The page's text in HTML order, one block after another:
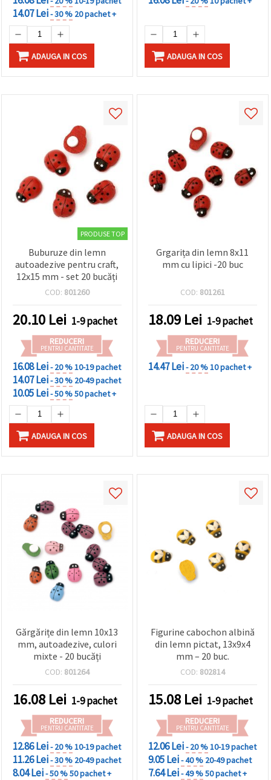
14.07 Lei- 30 % 20 pachet +
ADAUGA IN COS ADAUGA IN COS
PRODUSE TOP
Buburuze din lemn
autoadezive pentru craft,
12x15 mm - set 20 bucăți
COD: 801260
20.10 Lei 1-9 pachet
REDUCERI
PENTRU CANTITATE
16.08 Lei- 20 %10-19 pachet
14.07 Lei- 30 % 20-49 pachet
10.05 Lei- 50 %50 pachet +
ADAUGA IN COS
Grgarița din lemn 8x11
mm cu lipici -20 buc
COD: 801261
18.09 Lei 1-9 pachet
REDUCERI
PENTRU CANTITATE
14.47 Lei- 20 %10 pachet +
ADAUGA IN COS
Gărgărițe din lemn 10x13
mm, autoadezive, culori
mixte - 20 bucăți
COD: 801264
16.08 Lei 1-9 pachet
REDUCERI
PENTRU CANTITATE
12.86 Lei- 20 %10-19 pachet
11.26 Lei- 30 % 20-49 pachet
8.04 Lei- 50 %50 pachet +
Figurine cabochon albină
din lemn pictat, 13x9x4
mm – 20 buc.
COD: 802814
15.08 Lei 1-9 pachet
REDUCERI
PENTRU CANTITATE
12.06 Lei- 20 %10-19 pachet
9.05 Lei- 40 % 20-49 pachet
7.64 Lei- 49 %50 pachet +